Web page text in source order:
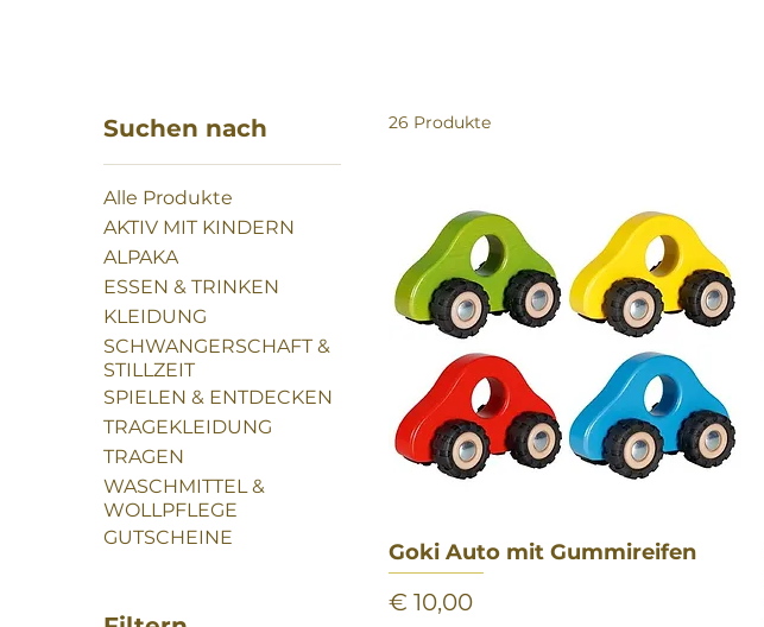
Suchen nach
Alle Produkte
AKTIV MIT KINDERN
ALPAKA
ESSEN & TRINKEN
KLEIDUNG
SCHWANGERSCHAFT &
STILLZEIT
SPIELEN & ENTDECKEN
TRAGEKLEIDUNG
TRAGEN
WASCHMITTEL &
WOLLPFLEGE
GUTSCHEINE
26 Produkte
Schnellansicht
Goki Auto mit Gummireifen
Preis
€ 10,00